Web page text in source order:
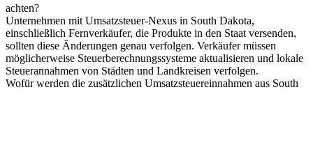
achten?
Unternehmen mit Umsatzsteuer-Nexus in South Dakota,
einschließlich Fernverkäufer, die Produkte in den Staat versenden,
sollten diese Änderungen genau verfolgen. Verkäufer müssen
möglicherweise Steuerberechnungssysteme aktualisieren und lokale
Steuerannahmen von Städten und Landkreisen verfolgen.
Wofür werden die zusätzlichen Umsatzsteuereinnahmen aus South